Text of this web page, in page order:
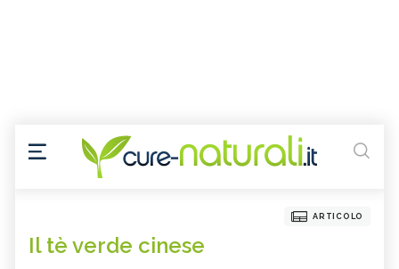
ARTICOLO
Il tè verde cinese